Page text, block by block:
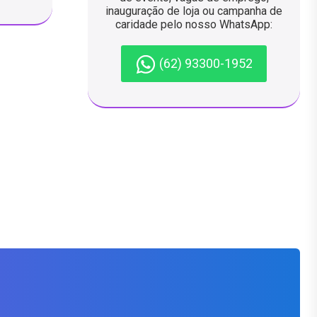
inauguração de loja ou campanha de
caridade pelo nosso WhatsApp:
(62) 93300-1952